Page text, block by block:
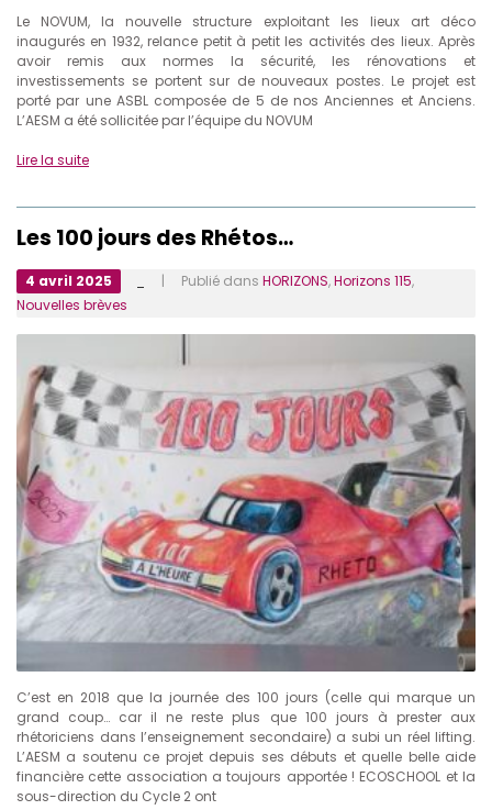
Le NOVUM, la nouvelle structure exploitant les lieux art déco
inaugurés en 1932, relance petit à petit les activités des lieux. Après
avoir remis aux normes la sécurité, les rénovations et
investissements se portent sur de nouveaux postes. Le projet est
porté par une ASBL composée de 5 de nos Anciennes et Anciens.
L’AESM a été sollicitée par l’équipe du NOVUM
Lire la suite
Les 100 jours des Rhétos…
4 avril 2025 | Publié dans HORIZONS,Horizons 115,
Nouvelles brèves
C’est en 2018 que la journée des 100 jours (celle qui marque un
grand coup… car il ne reste plus que 100 jours à prester aux
rhétoriciens dans l’enseignement secondaire) a subi un réel lifting.
L’AESM a soutenu ce projet depuis ses débuts et quelle belle aide
financière cette association a toujours apportée ! ECOSCHOOL et la
sous-direction du Cycle 2 ont